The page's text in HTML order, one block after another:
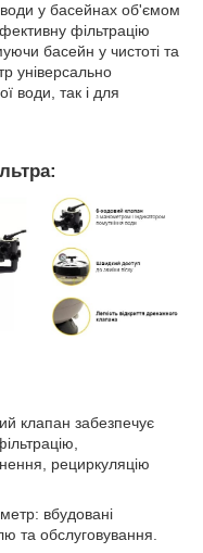
у басейнах об'ємом
фільтрацію
басейн у чистоті та
універсально
води, так і для
клапан забезпечує
рециркуляцію
вбудовані
та обслуговування.